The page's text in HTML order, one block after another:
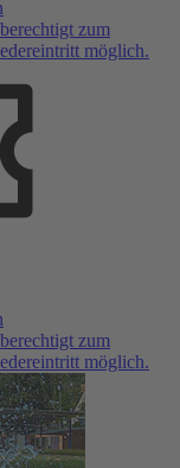
zum
möglich.
zum
möglich.